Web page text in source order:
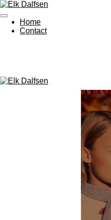
Ga
direct
naar
de
Home
Contact